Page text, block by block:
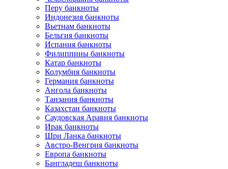
Перу банкноты
Индонезия банкноты
Вьетнам банкноты
Бельгия банкноты
Испания банкноты
Филиппины банкноты
Катар банкноты
Колумбия банкноты
Германия банкноты
Ангола банкноты
Танзания банкноты
Казахстан банкноты
Саудовская Аравия банкноты
Ирак банкноты
Шри Ланка банкноты
Австро-Венгрия банкноты
Европа банкноты
Бангладеш банкноты